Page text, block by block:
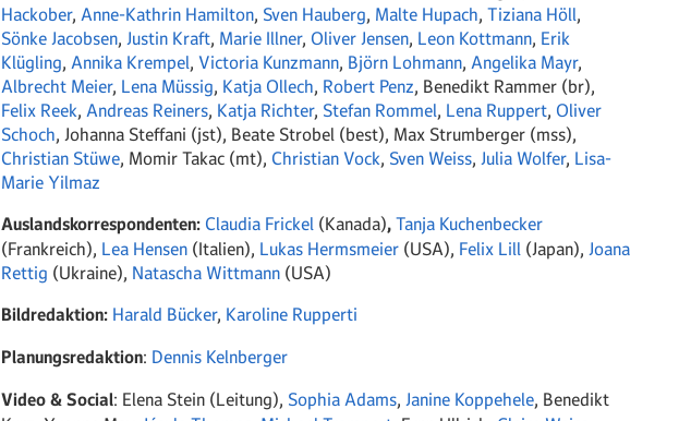
Hackober, Anne-Kathrin Hamilton, Sven Hauberg, Malte Hupach, Tiziana Höll,
Sönke Jacobsen, Justin Kraft, Marie Illner, Oliver Jensen, Leon Kottmann, Erik
Klügling, Annika Krempel, Victoria Kunzmann, Björn Lohmann, Angelika Mayr,
Albrecht Meier, Lena Müssig, Katja Ollech, Robert Penz, Benedikt Rammer (br),
Felix Reek, Andreas Reiners, Katja Richter, Stefan Rommel, Lena Ruppert, Oliver
Schoch, Johanna Steffani (jst), Beate Strobel (best), Max Strumberger (mss),
Christian Stüwe, Momir Takac (mt), Christian Vock, Sven Weiss, Julia Wolfer, Lisa-
Marie Yilmaz
Auslandskorrespondenten: Claudia Frickel (Kanada), Tanja Kuchenbecker
(Frankreich), Lea Hensen (Italien), Lukas Hermsmeier (USA), Felix Lill (Japan), Joana
Rettig (Ukraine), Natascha Wittmann (USA)
Bildredaktion: Harald Bücker, Karoline Rupperti
Planungsredaktion: Dennis Kelnberger
Video & Social: Elena Stein (Leitung), Sophia Adams, Janine Koppehele, Benedikt